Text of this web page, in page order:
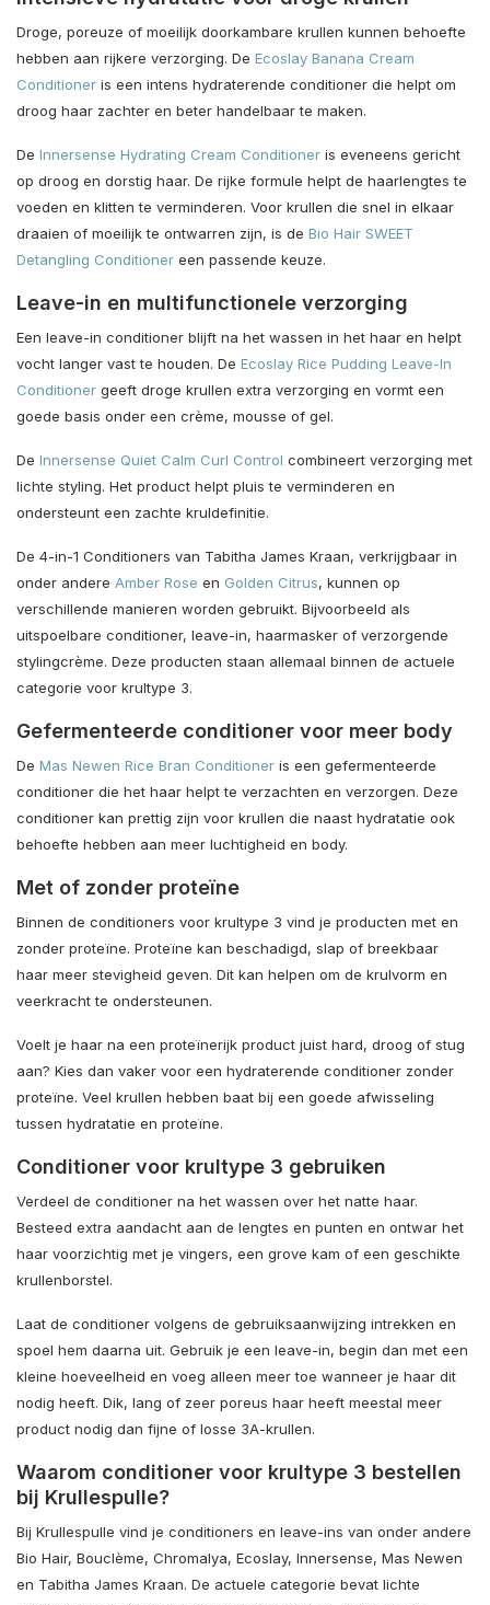
Droge, poreuze of moeilijk doorkambare krullen kunnen behoefte
hebben aan rijkere verzorging. De Ecoslay Banana Cream
Conditioner is een intens hydraterende conditioner die helpt om
droog haar zachter en beter handelbaar te maken.
De Innersense Hydrating Cream Conditioner is eveneens gericht
op droog en dorstig haar. De rijke formule helpt de haarlengtes te
voeden en klitten te verminderen. Voor krullen die snel in elkaar
draaien of moeilijk te ontwarren zijn, is de Bio Hair SWEET
Detangling Conditioner een passende keuze.
Leave-in en multifunctionele verzorging
Een leave-in conditioner blijft na het wassen in het haar en helpt
vocht langer vast te houden. De Ecoslay Rice Pudding Leave-In
Conditioner geeft droge krullen extra verzorging en vormt een
goede basis onder een crème, mousse of gel.
De Innersense Quiet Calm Curl Control combineert verzorging met
lichte styling. Het product helpt pluis te verminderen en
ondersteunt een zachte kruldefinitie.
De 4-in-1 Conditioners van Tabitha James Kraan, verkrijgbaar in
onder andere Amber Rose en Golden Citrus, kunnen op
verschillende manieren worden gebruikt. Bijvoorbeeld als
uitspoelbare conditioner, leave-in, haarmasker of verzorgende
stylingcrème. Deze producten staan allemaal binnen de actuele
categorie voor krultype 3.
Gefermenteerde conditioner voor meer body
De Mas Newen Rice Bran Conditioner is een gefermenteerde
conditioner die het haar helpt te verzachten en verzorgen. Deze
conditioner kan prettig zijn voor krullen die naast hydratatie ook
behoefte hebben aan meer luchtigheid en body.
Met of zonder proteïne
Binnen de conditioners voor krultype 3 vind je producten met en
zonder proteïne. Proteïne kan beschadigd, slap of breekbaar
haar meer stevigheid geven. Dit kan helpen om de krulvorm en
veerkracht te ondersteunen.
Voelt je haar na een proteïnerijk product juist hard, droog of stug
aan? Kies dan vaker voor een hydraterende conditioner zonder
proteïne. Veel krullen hebben baat bij een goede afwisseling
tussen hydratatie en proteïne.
Conditioner voor krultype 3 gebruiken
Verdeel de conditioner na het wassen over het natte haar.
Besteed extra aandacht aan de lengtes en punten en ontwar het
haar voorzichtig met je vingers, een grove kam of een geschikte
krullenborstel.
Laat de conditioner volgens de gebruiksaanwijzing intrekken en
spoel hem daarna uit. Gebruik je een leave-in, begin dan met een
kleine hoeveelheid en voeg alleen meer toe wanneer je haar dit
nodig heeft. Dik, lang of zeer poreus haar heeft meestal meer
product nodig dan fijne of losse 3A-krullen.
Waarom conditioner voor krultype 3 bestellen
bij Krullespulle?
Bij Krullespulle vind je conditioners en leave-ins van onder andere
Bio Hair, Bouclème, Chromalya, Ecoslay, Innersense, Mas Newen
en Tabitha James Kraan. De actuele categorie bevat lichte